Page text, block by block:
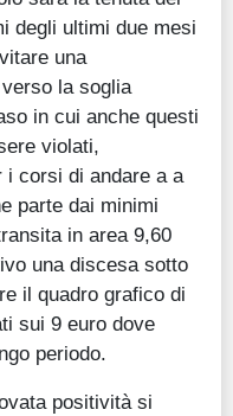
degli ultimi due mesi
una
la soglia
in cui anche questi
violati,
i corsi di andare a a
parte dai minimi
in area 9,60
una discesa sotto
il quadro grafico di
sui 9 euro dove
periodo.
positività si